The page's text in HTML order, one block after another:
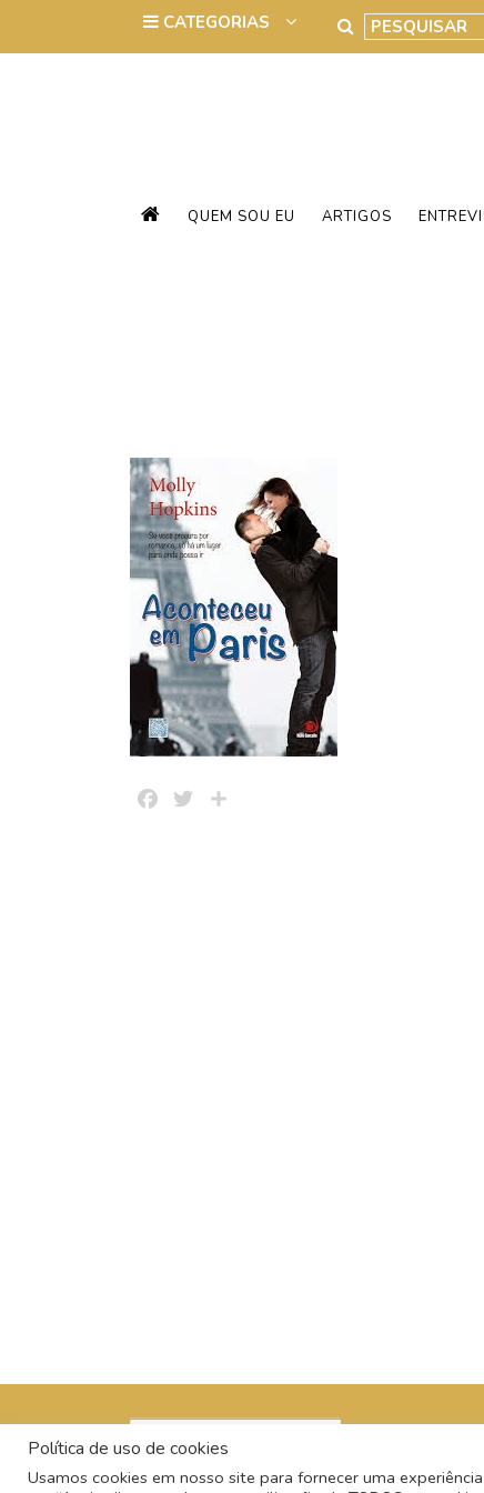
QUEM SOU EU ARTIGOS
FacebookTwitter
Política de uso de cookies
Usamos cookies em nosso site para fornecer uma